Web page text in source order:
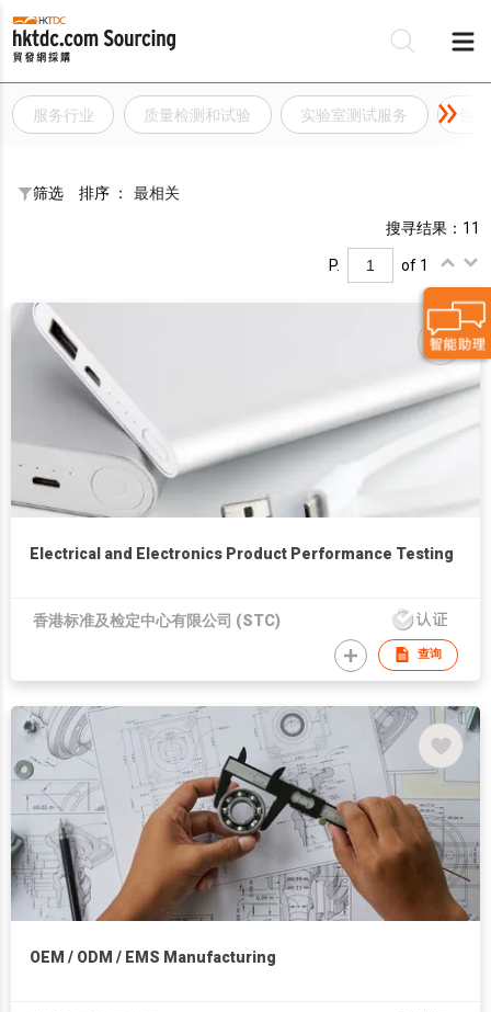
服务行业 质量检测和试验 实验室测试服务
筛选 排序 ：
最相关
搜寻结果：11
P. of 1
Electrical and Electronics Product Performance Testing
香港标准及检定中心有限公司 (STC)
查询
OEM / ODM / EMS Manufacturing